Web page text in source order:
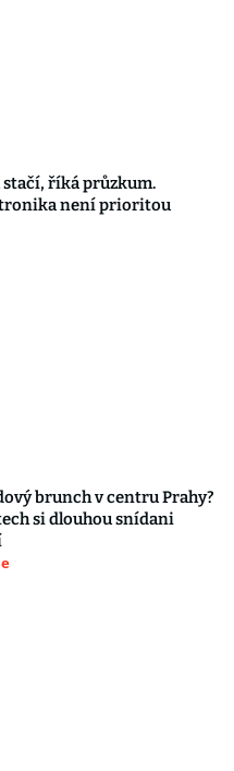
stačí, říká průzkum.
není prioritou
brunch v centru Prahy?
si dlouhou snídani